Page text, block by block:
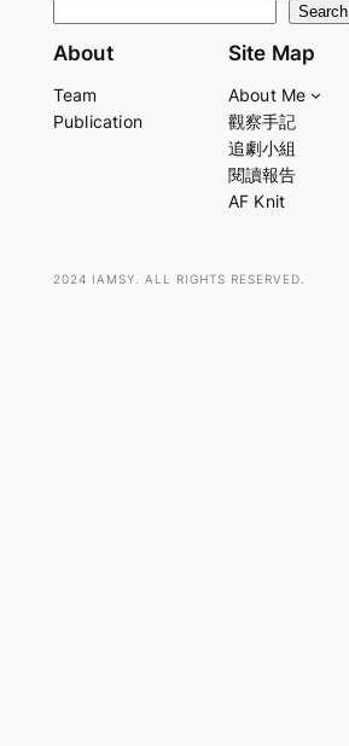
e
r
Search
About
Team
Publication
Site Map
About Me
觀察手記
追劇小組
閱讀報告
AF Knit
2024 IAMSY. ALL RIGHTS RESERVED.